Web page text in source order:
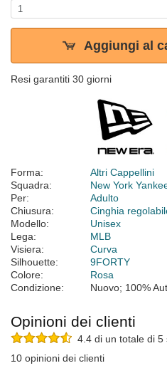
Aggiungi al
Resi garantiti 30 giorni
Forma:
Altri Cappellini
Squadra:
New York
Per:
Adulto
Chiusura:
Cinghia
Modello:
Unisex
Lega:
MLB
Visiera:
Curva
Silhouette:
9FORTY
Colore:
Rosa
Condizione:
Nuovo; 100%
Opinioni dei clienti
4.4 di un totale di 5
10 opinioni dei clienti